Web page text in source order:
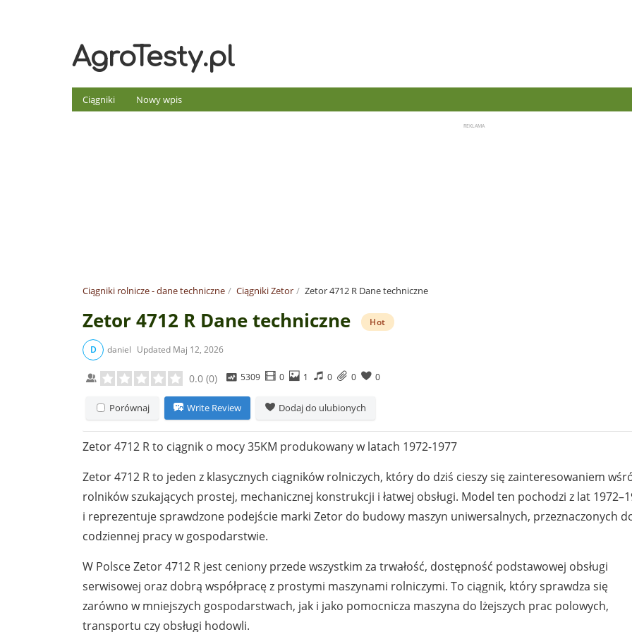
AgroTesty.pl
Ciągniki Nowy wpis
Ciągniki rolnicze - dane techniczne Ciągniki Zetor Zetor 4712 R Dane techniczne
Zetor 4712 R Dane techniczne Hot
D daniel Updated Maj 12, 2026
0.0 (0) 5309 0 1 0 0 0
Porównaj Write Review Dodaj do ulubionych
Zetor 4712 R to ciągnik o mocy 35KM produkowany w latach 1972-1977
Zetor 4712 R to jeden z klasycznych ciągników rolniczych, który do dziś cieszy się zainteresowaniem
rolników szukających prostej, mechanicznej konstrukcji i łatwej obsługi. Model ten pochodzi z lat
i reprezentuje sprawdzone podejście marki Zetor do budowy maszyn uniwersalnych, przeznaczonych
codziennej pracy w gospodarstwie.
W Polsce Zetor 4712 R jest ceniony przede wszystkim za trwałość, dostępność podstawowej obsługi
serwisowej oraz dobrą współpracę z prostymi maszynami rolniczymi. To ciągnik, który sprawdza się
zarówno w mniejszych gospodarstwach, jak i jako pomocnicza maszyna do lżejszych prac polowych,
transportu czy obsługi hodowli.